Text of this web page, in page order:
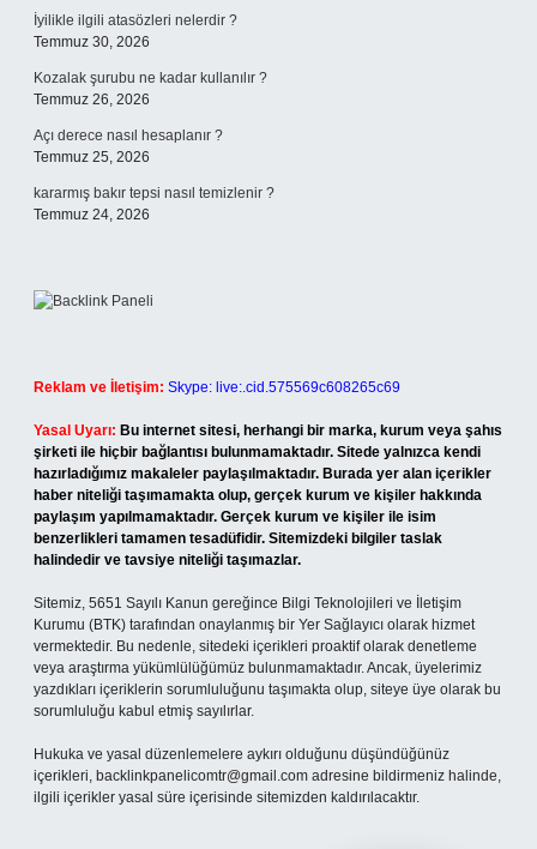
İyilikle ilgili atasözleri nelerdir ?
Temmuz 30, 2026
Kozalak şurubu ne kadar kullanılır ?
Temmuz 26, 2026
Açı derece nasıl hesaplanır ?
Temmuz 25, 2026
kararmış bakır tepsi nasıl temizlenir ?
Temmuz 24, 2026
Reklam ve İletişim: Skype: live:.cid.575569c608265c69
Yasal Uyarı: Bu internet sitesi, herhangi bir marka, kurum veya şahıs
şirketi ile hiçbir bağlantısı bulunmamaktadır. Sitede yalnızca kendi
hazırladığımız makaleler paylaşılmaktadır. Burada yer alan içerikler
haber niteliği taşımamakta olup, gerçek kurum ve kişiler hakkında
paylaşım yapılmamaktadır. Gerçek kurum ve kişiler ile isim
benzerlikleri tamamen tesadüfidir. Sitemizdeki bilgiler taslak
halindedir ve tavsiye niteliği taşımazlar.
Sitemiz, 5651 Sayılı Kanun gereğince Bilgi Teknolojileri ve İletişim
Kurumu (BTK) tarafından onaylanmış bir Yer Sağlayıcı olarak hizmet
vermektedir. Bu nedenle, sitedeki içerikleri proaktif olarak denetleme
veya araştırma yükümlülüğümüz bulunmamaktadır. Ancak, üyelerimiz
yazdıkları içeriklerin sorumluluğunu taşımakta olup, siteye üye olarak bu
sorumluluğu kabul etmiş sayılırlar.
Hukuka ve yasal düzenlemelere aykırı olduğunu düşündüğünüz
içerikleri, backlinkpanelicomtr@gmail.com adresine bildirmeniz halinde,
ilgili içerikler yasal süre içerisinde sitemizden kaldırılacaktır.